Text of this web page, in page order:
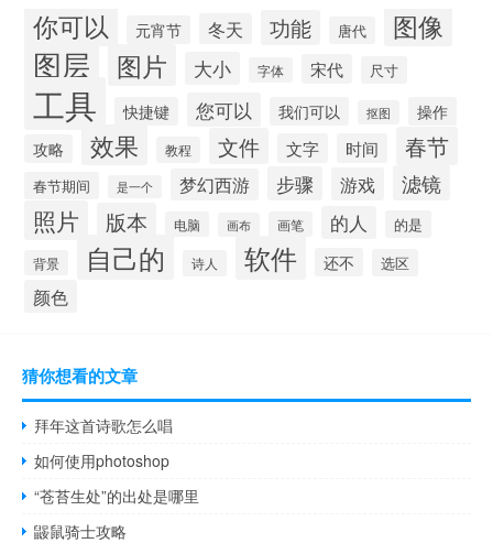
你可以 元宵节 冬天 功能 唐代 图像
图层 图片 大小 字体 宋代 尺寸
工具 快捷键 您可以 我们可以 抠图
操作
攻略
效果 教程 文件 文字 时间 春节
春节期间 是一个 梦幻西游 步骤 游戏 滤镜
照片 版本 电脑 画布 画笔 的人 的是
背景 自己的 诗人 软件 还不 选区
颜色
猜你想看的文章
拜年这首诗歌怎么唱
如何使用photoshop
“苍苔生处”的出处是哪里
鼹鼠骑士攻略